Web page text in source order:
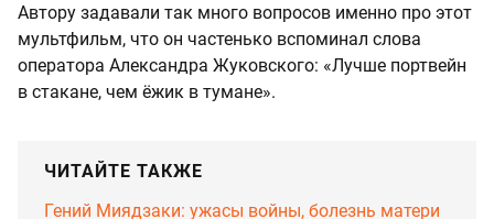
Автору задавали так много вопросов именно про этот
мультфильм, что он частенько вспоминал слова
оператора Александра Жуковского: «Лучше портвейн
в стакане, чем ёжик в тумане».
ЧИТАЙТЕ ТАКЖЕ
Гений Миядзаки: ужасы войны, болезнь матери